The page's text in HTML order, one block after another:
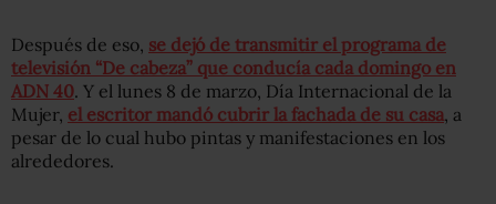
Después de eso, se dejó de transmitir el programa de
televisión “De cabeza” que conducía cada domingo en
ADN 40. Y el lunes 8 de marzo, Día Internacional de la
Mujer, el escritor mandó cubrir la fachada de su casa , a
pesar de lo cual hubo pintas y manifestaciones en los
alrededores.